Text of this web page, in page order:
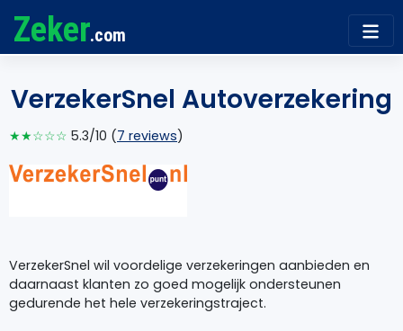
Zeker.com
VerzekerSnel Autoverzekering
★★☆☆☆ 5.3/10 (7 reviews)
VerzekerSnel wil voordelige verzekeringen aanbieden en
daarnaast klanten zo goed mogelijk ondersteunen
gedurende het hele verzekeringstraject.